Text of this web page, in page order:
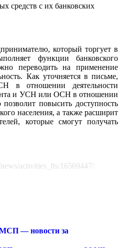
средств с их банковских
который торгует в
функции банковского
переводить на применение
Как уточняется в письме,
в отношении деятельности
и УСН или ОСН в отношении
позволит повысить доступность
населения, а также расширит
которые смогут получать
activities_fts/16569447/
— новости за